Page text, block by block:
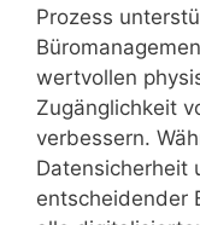
Prozess
wertvollen
Zugänglichkeit
verbessern.
Datensicherheit
entscheidender